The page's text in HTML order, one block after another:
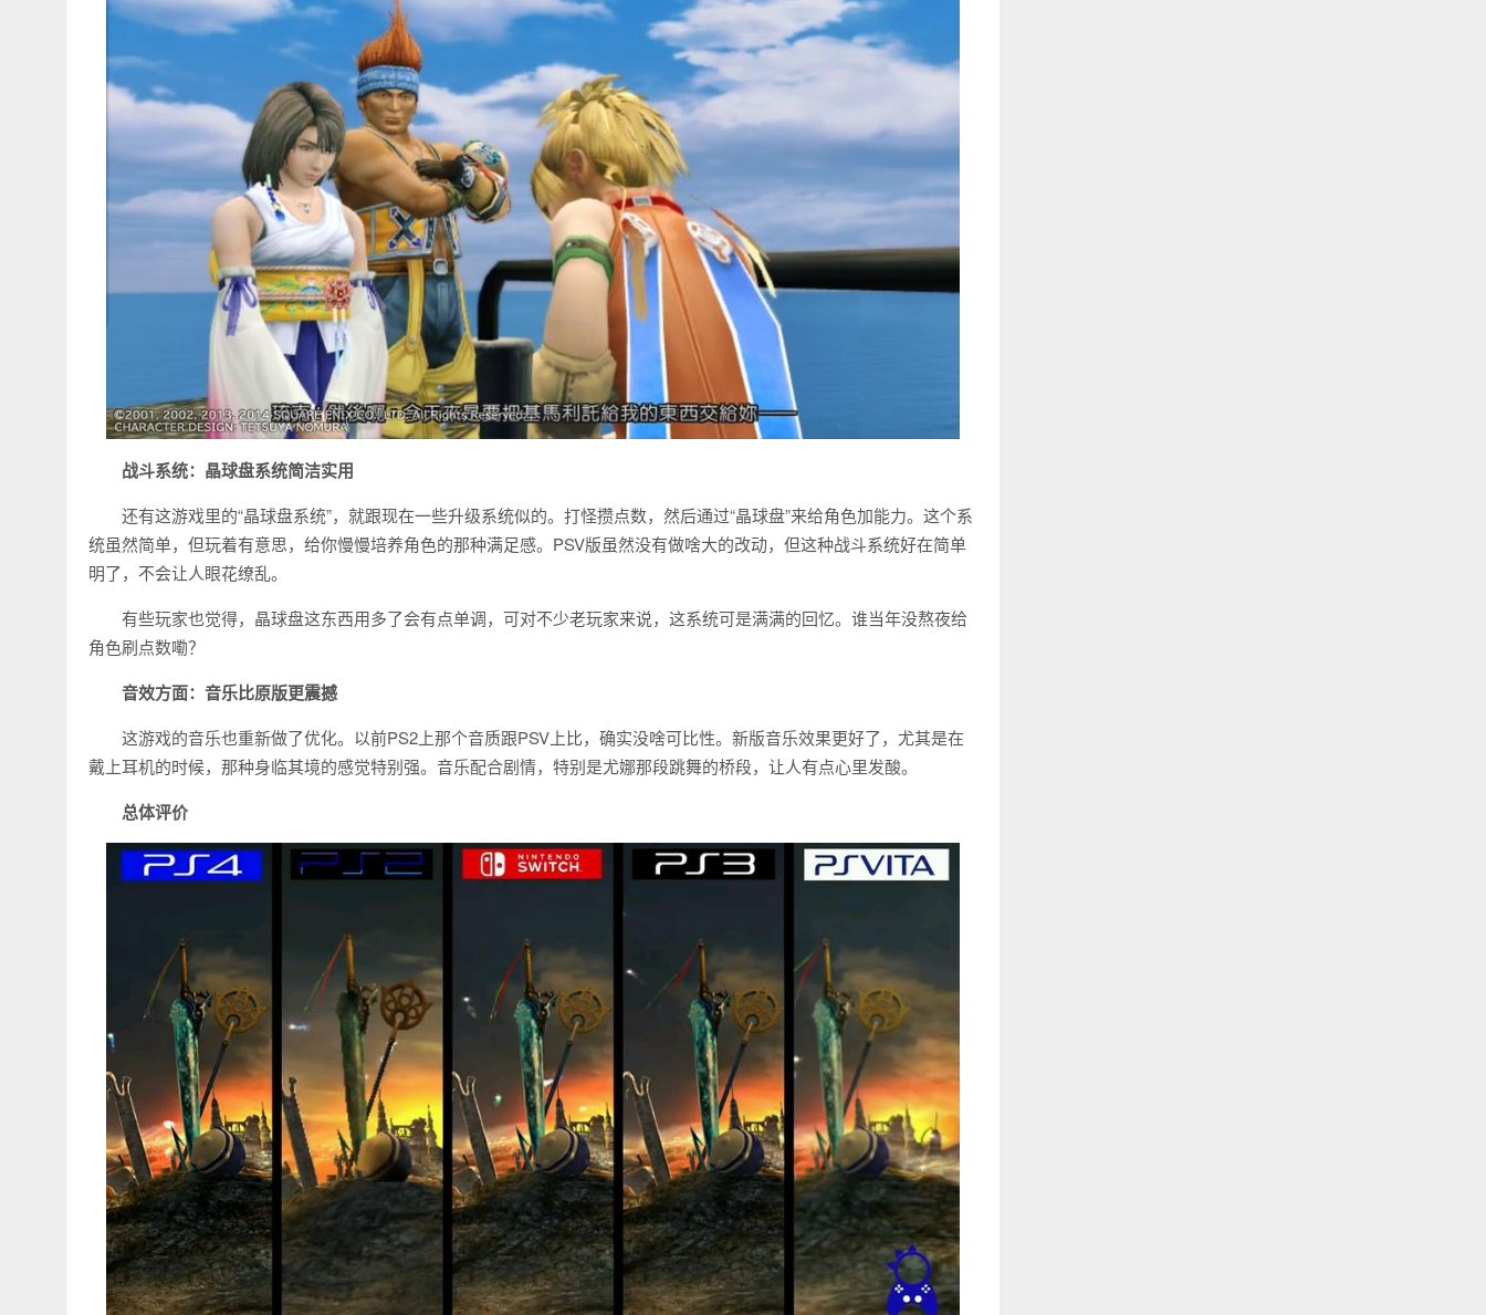
战斗系统：晶球盘系统简洁实用
还有这游戏里的“晶球盘系统”，就跟现在一些升级系统似的。打怪攒点数，然后通过“晶球盘”来给角色加能力。这个系
统虽然简单，但玩着有意思，给你慢慢培养角色的那种满足感。PSV版虽然没有做啥大的改动，但这种战斗系统好在简单
明了，不会让人眼花缭乱。
有些玩家也觉得，晶球盘这东西用多了会有点单调，可对不少老玩家来说，这系统可是满满的回忆。谁当年没熬夜给
角色刷点数嘞？
音效方面：音乐比原版更震撼
这游戏的音乐也重新做了优化。以前PS2上那个音质跟PSV上比，确实没啥可比性。新版音乐效果更好了，尤其是在
戴上耳机的时候，那种身临其境的感觉特别强。音乐配合剧情，特别是尤娜那段跳舞的桥段，让人有点心里发酸。
总体评价